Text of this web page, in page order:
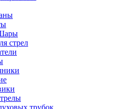
стрел
трубок